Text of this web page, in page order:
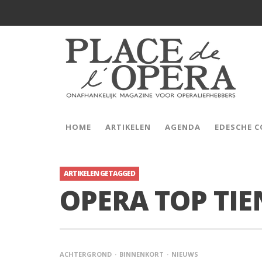
HOME ARTIKELEN AGENDA EDESCHE
ARTIKELEN GETAGGED
OPERA TOP
ACHTERGROND BINNENKORT NIEUWS